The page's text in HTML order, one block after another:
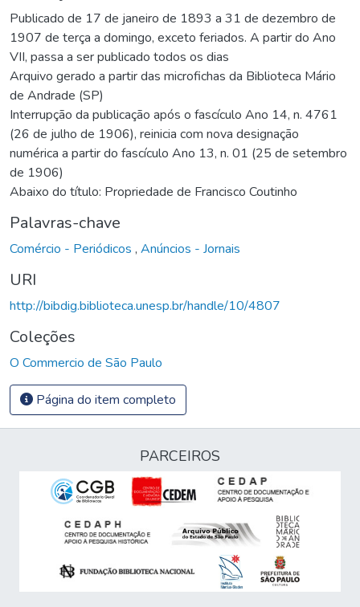
Publicado de 17 de janeiro de 1893 a 31 de dezembro de
1907 de terça a domingo, exceto feriados. A partir do Ano
VII, passa a ser publicado todos os dias
Arquivo gerado a partir das microfichas da Biblioteca Mário
de Andrade (SP)
Interrupção da publicação após o fascículo Ano 14, n. 4761
(26 de julho de 1906), reinicia com nova designação
numérica a partir do fascículo Ano 13, n. 01 (25 de setembro
de 1906)
Abaixo do título: Propriedade de Francisco Coutinho
Palavras-chave
Comércio - Periódicos , Anúncios - Jornais
URI
http://bibdig.biblioteca.unesp.br/handle/10/4807
Coleções
O Commercio de São Paulo
Página do item completo
PARCEIROS